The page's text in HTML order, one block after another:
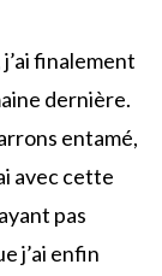
finalement
dernière.
entamé,
avec cette
pas
j’ai enfin